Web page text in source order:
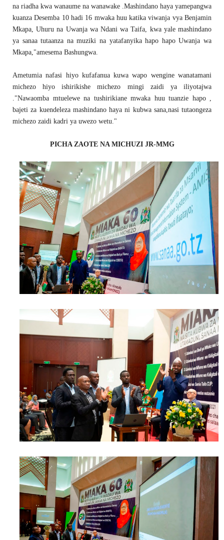
na riadha kwa wanaume na wanawake .Mashindano haya yamepangwa
kuanza Desemba 10 hadi 16 mwaka huu katika viwanja vya Benjamin
Mkapa, Uhuru na Uwanja wa Ndani wa Taifa, kwa yale mashindano
ya sanaa tutaanza na muziki na yatafanyika hapo hapo Uwanja wa
Mkapa,"amesema Bashungwa.
Ametumia nafasi hiyo kufafanua kuwa wapo wengine wanatamani
michezo hiyo ishirikishe michezo mingi zaidi ya iliyotajwa
."Nawaomba mtuelewe na tushirikiane mwaka huu tuanzie hapo ,
bajeti za kuendeleza mashindano haya ni kubwa sana,nasi tutaongeza
michezo zaidi kadri ya uwezo wetu."
PICHA ZAOTE NA MICHUZI JR-MMG